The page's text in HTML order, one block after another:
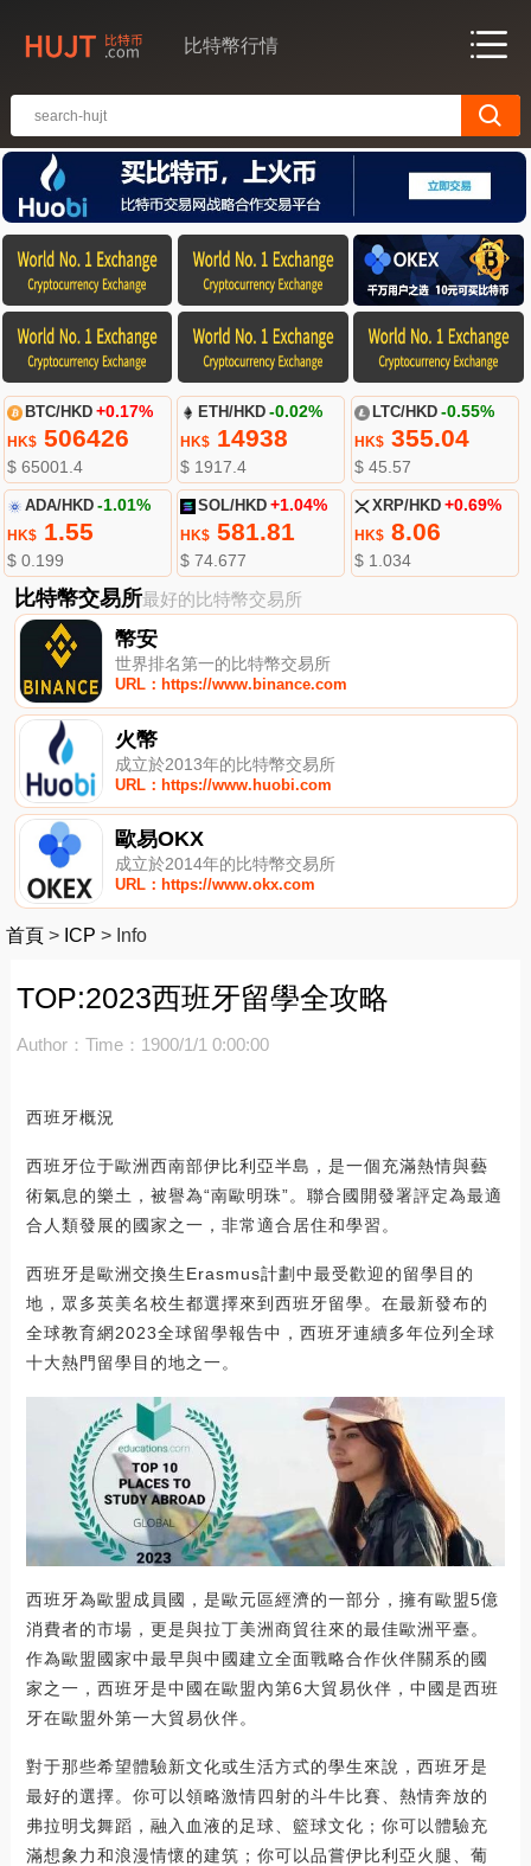
比特幣行情
BTC/HKD +0.17%
HK$506426
$ 65001.4
ETH/HKD -0.02%
HK$ 14938
$ 1917.4
LTC/HKD -0.55%
HK$355.04
$ 45.57
ADA/HKD -1.01%
HK$1.55
$ 0.199
SOL/HKD +1.04%
HK$ 581.81
$ 74.677
XRP/HKD +0.69%
HK$8.06
$ 1.034
比特幣交易所最好的比特幣交易所
幣安
世界排名第一的比特幣交易所
URL：https://www.binance.com
火幣
成立於2013年的比特幣交易所
URL：https://www.huobi.com
歐易OKX
成立於2014年的比特幣交易所
URL：https://www.okx.com
首頁 > ICP > Info
TOP:2023西班牙留學全攻略
Author： Time：1900/1/1 0:00:00
西班牙概況
西班牙位于歐洲西南部伊比利亞半島，是一個充滿熱情與藝
術氣息的樂土，被譽為“南歐明珠”。聯合國開發署評定為最適
合人類發展的國家之一，非常適合居住和學習。
西班牙是歐洲交換生Erasmus計劃中最受歡迎的留學目的
地，眾多英美名校生都選擇來到西班牙留學。在最新發布的
全球教育網2023全球留學報告中，西班牙連續多年位列全球
十大熱門留學目的地之一。
西班牙為歐盟成員國，是歐元區經濟的一部分，擁有歐盟5億
消費者的市場，更是與拉丁美洲商貿往來的最佳歐洲平臺。
作為歐盟國家中最早與中國建立全面戰略合作伙伴關系的國
家之一，西班牙是中國在歐盟內第6大貿易伙伴，中國是西班
牙在歐盟外第一大貿易伙伴。
對于那些希望體驗新文化或生活方式的學生來說，西班牙是
最好的選擇。你可以領略激情四射的斗牛比賽、熱情奔放的
弗拉明戈舞蹈，融入血液的足球、籃球文化；你可以體驗充
滿想象力和浪漫情懷的建筑；你可以品嘗伊比利亞火腿、葡